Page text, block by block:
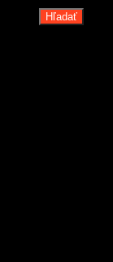
Hľadať